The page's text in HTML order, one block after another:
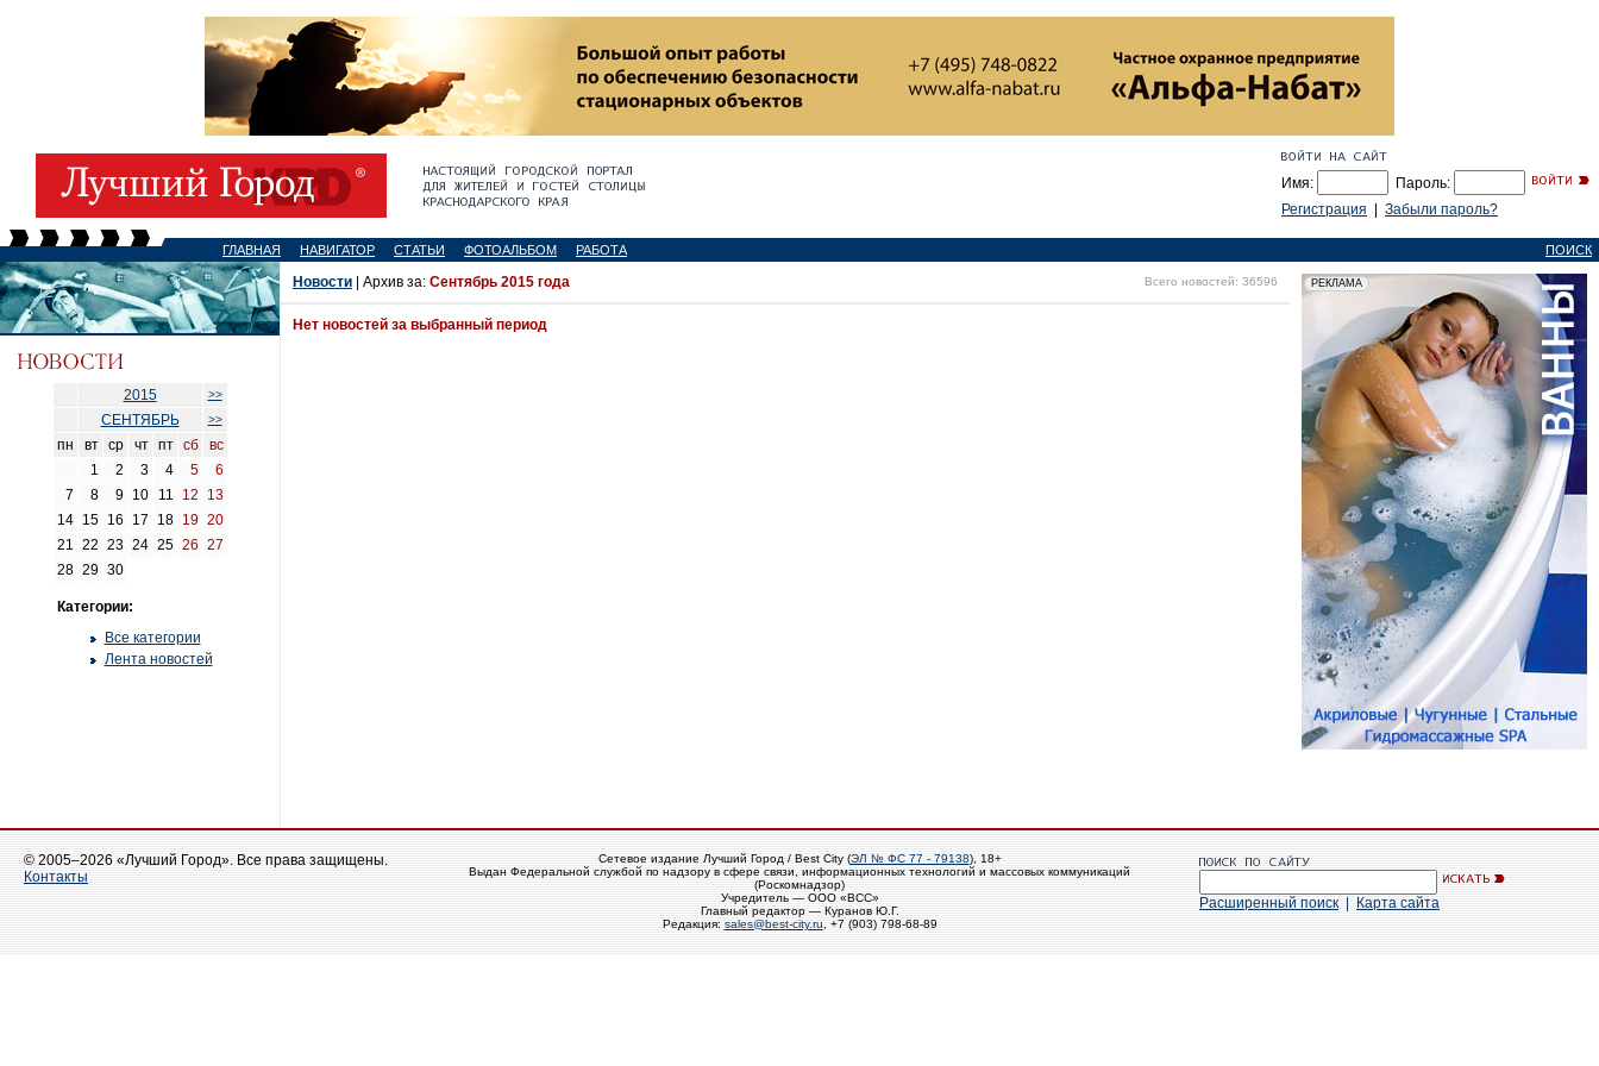
Имя:
Пароль:
Регистрация
Забыли пароль?
ГЛАВНАЯ НАВИГАТОР СТАТЬИ ФОТОАЛЬБОМ РАБОТА ПОИСК
2015 >>
СЕНТЯБРЬ >>
пн вт ср чт пт сб
вс
1
2 3 4 5
6
7
8 9 10 11 12
13
14
15 16 17 18 19 20
21 22 23 24 25 26 27
28 29 30
Категории:
Все категории
Лента новостей
Новости | Архив за: Сентябрь 2015 года Всего новостей: 36596
Нет новостей за выбранный период
© 2005–2026 «Лучший Город». Все права защищены.
Контакты
Сетевое издание Лучший Город / Best City (ЭЛ № ФС 77 - 79138), 18+
Выдан Федеральной службой по надзору в сфере связи, информационных технологий и массовых коммуникаций
(Роскомнадзор)
Учредитель — ООО «ВСС»
Главный редактор — Куранов Ю.Г.
Редакция: sales@best-city.ru , +7 (903) 798-68-89
Расширенный поиск Карта сайта